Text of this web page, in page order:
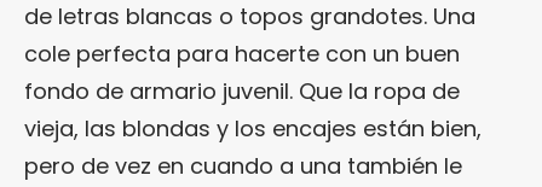
de letras blancas o topos grandotes. Una
cole perfecta para hacerte con un buen
fondo de armario juvenil. Que la ropa de
vieja, las blondas y los encajes están bien,
pero de vez en cuando a una también le